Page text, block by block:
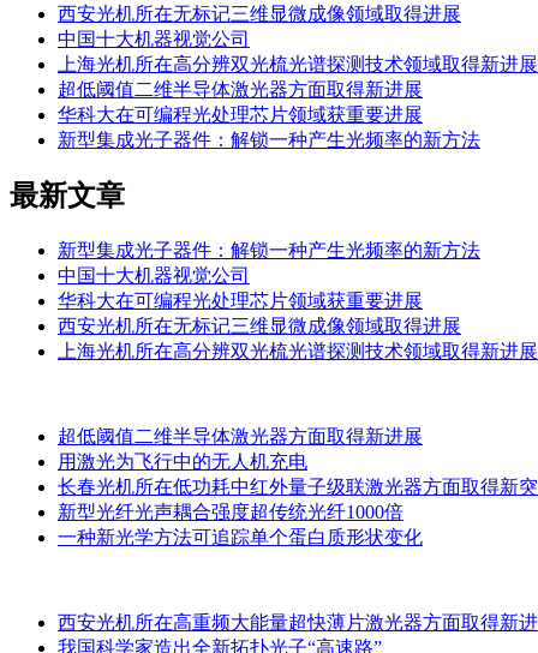
西安光机所在无标记三维显微成像领域取得进展
中国十大机器视觉公司
上海光机所在高分辨双光梳光谱探测技术领域取得新进展
超低阈值二维半导体激光器方面取得新进展
华科大在可编程光处理芯片领域获重要进展
新型集成光子器件：解锁一种产生光频率的新方法
最新文章
新型集成光子器件：解锁一种产生光频率的新方法
中国十大机器视觉公司
华科大在可编程光处理芯片领域获重要进展
西安光机所在无标记三维显微成像领域取得进展
上海光机所在高分辨双光梳光谱探测技术领域取得新进展
超低阈值二维半导体激光器方面取得新进展
用激光为飞行中的无人机充电
长春光机所在低功耗中红外量子级联激光器方面取得新
新型光纤光声耦合强度超传统光纤1000倍
一种新光学方法可追踪单个蛋白质形状变化
西安光机所在高重频大能量超快薄片激光器方面取得新进
我国科学家造出全新拓扑光子“高速路”